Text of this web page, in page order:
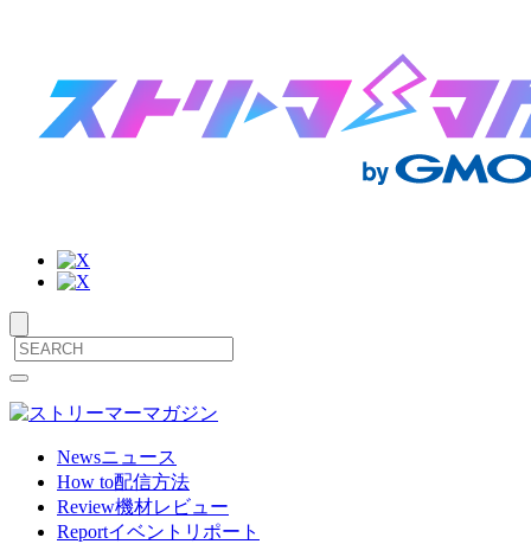
サ
イ
メ
ニ
Newsニュース
How to配信方法
Review機材レビュー
Reportイベントリポート